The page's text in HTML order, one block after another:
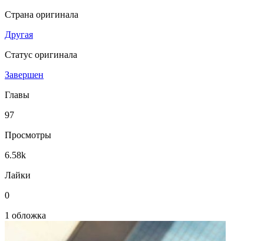
Страна оригинала
Другая
Статус оригинала
Завершен
Главы
97
Просмотры
6.58k
Лайки
0
1 обложка